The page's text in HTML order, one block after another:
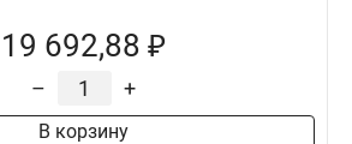
19 692,88 ₽
– +
В корзину